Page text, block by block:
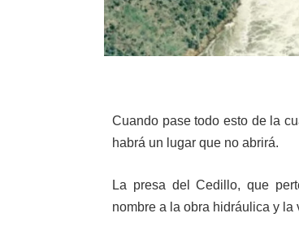
Cuando pase todo esto de la
habrá un lugar que no abrirá.
La presa del Cedillo, que
nombre a la obra hidráulica y